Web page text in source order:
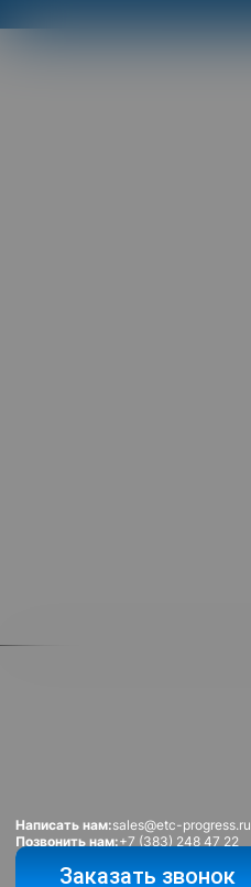
Написать нам:sales@etc-progress.ru
Позвонить нам:+7 (383) 248 47 22
Режим работы:
Заказать звонок